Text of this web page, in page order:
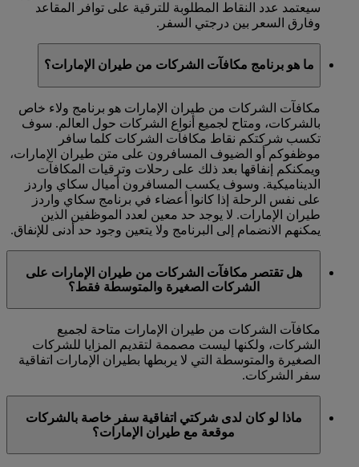
سيعتمد عدد النقاط المطلوبة للترقية على توافر المقاعد
وفارق السعر بين درجتي السفر.
ما هو برنامج مكافآت الشركات من طيران الإمارات؟
مكافآت الشركات من طيران الإمارات هو برنامج ولاء خاص
بالشركات، ومتاح لجميع أنواع الشركات حول العالم. سوف
تكسب شركتكم نقاط مكافآت الشركات كلما سافر
موظفوكم أو الضيوف المسافرون على متن طيران الإمارات،
ويمكنكم إنفاقها بعد ذلك على رحلات وترقيات المكافآت
الديناميكية. وسوف يكسب المسافرون أميال سكاي واردز
على نفس الرحلة إذا كانوا أعضاء في برنامج سكاي واردز
طيران الإمارات. لا يوجد حد معين لعدد الموظفين الذين
يمكنهم الانضمام إلى البرنامج ولا يتعين وجود حد أدنى للإنفاق.
هل تقتصر مكافآت الشركات من طيران الإمارات على
الشركات الصغيرة والمتوسطة فقط؟
مكافآت الشركات من طيران الإمارات متاحة لجميع
الشركات، ولكنها ليست مصممة لتقديم المزايا للشركات
الصغيرة والمتوسطة التي لا يربطها بطيران الإمارات اتفاقية
سفر الشركات.
ماذا لو كان لدى شركتي اتفاقية سفر خاصة بالشركات
موقعة مع طيران الإمارات؟